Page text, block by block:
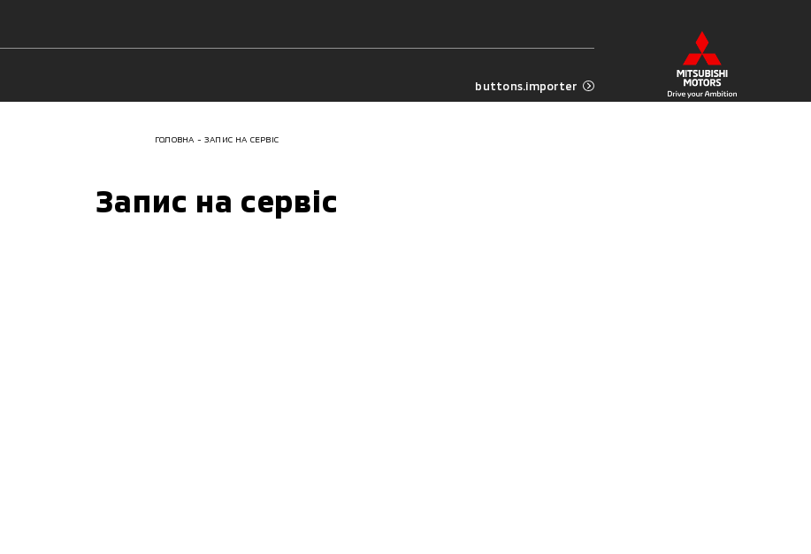
buttons.importer
ГОЛОВНА ЗАПИС НА СЕРВІС
Запис на сервіс